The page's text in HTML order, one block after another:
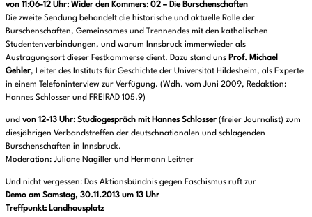
von 11:06-12 Uhr: Wider den Kommers: 02 – Die Burschenschaften
Die zweite Sendung behandelt die historische und aktuelle Rolle der
Burschenschaften, Gemeinsames und Trennendes mit den katholischen
Studentenverbindungen, und warum Innsbruck immerwieder als
Austragungsort dieser Festkommerse dient. Dazu stand uns Prof. Michael
Gehler, Leiter des Instituts für Geschichte der Universität Hildesheim, als Experte
in einem Telefoninterview zur Verfügung. (Wdh. vom Juni 2009, Redaktion:
Hannes Schlosser und FREIRAD 105.9)
und von 12-13 Uhr: Studiogespräch mit Hannes Schlosser (freier Journalist) zum
diesjährigen Verbandstreffen der deutschnationalen und schlagenden
Burschenschaften in Innsbruck.
Moderation: Juliane Nagiller und Hermann Leitner
Und nicht vergessen: Das Aktionsbündnis gegen Faschismus ruft zur
Demo am Samstag, 30.11.2013 um 13 Uhr
Treffpunkt: Landhausplatz